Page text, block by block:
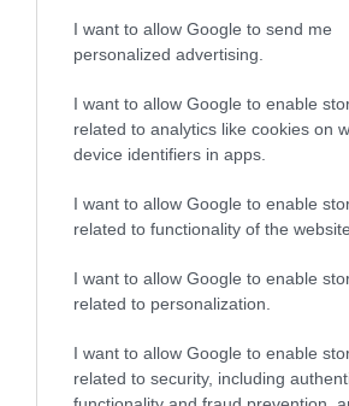
I want to allow Google to send me
personalized advertising.
I want to allow Google to enable
related to analytics like cookies on
device identifiers in apps.
I want to allow Google to enable
related to functionality of the
I want to allow Google to enable
related to personalization.
I want to allow Google to enable
related to security, including
κτυπήματα κατά λάθος από
είδους αντικείμενα
συχνά απόπαιχνίδια
(π.χ. σφεντόνες, τόξα,
αν το εκτοξευόμενο
αποτελείται από μαλακό
το αφρολέξ. Άλλα
μπορεί να προκαλέσουν
στα παιδικά μάτια και